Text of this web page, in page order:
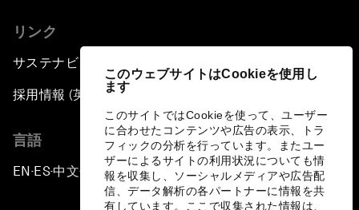
このウェブサイトはCookieを使用し
ます
このサイトではCookieを使って、ユーザー
に合わせたコンテンツや広告の表示、トラ
フィックの分析を行っています。またユー
ザーによるサイトの利用状況についても情
報を収集し、ソーシャルメディアや広告配
信、データ解析の各パートナーに情報を共
有しています。ここで収集された情報は、
リンク
サステナビリティへの取り組み
採用情報 (英語のみ)
言語
EN ▪ ES▪中文▪ 日本語